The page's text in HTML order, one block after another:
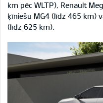
km pēc WLTP), Renault
ķīniešu MG4 (līdz 465 km)
(līdz 625 km).